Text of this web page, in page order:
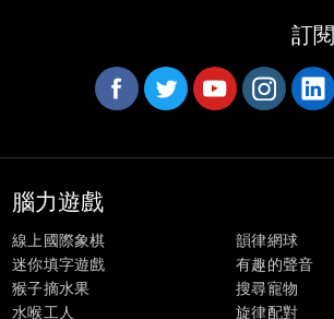
訂閱
腦力遊戲
線上國際象棋
迷你填字遊戲
猴子摘水果
水喉工人
韻律網球
有趣的聲音
搜尋寵物
旋律配對